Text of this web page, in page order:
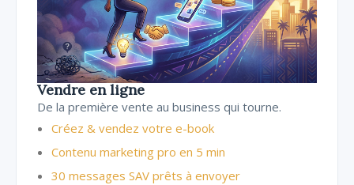
Vendre en ligne
De la première vente au business qui tourne.
Créez & vendez votre e-book
Contenu marketing pro en 5 min
30 messages SAV prêts à envoyer